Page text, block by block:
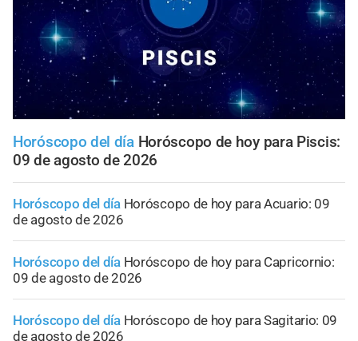
Horóscopo del día Horóscopo de hoy para Piscis:
09 de agosto de 2026
Horóscopo del día Horóscopo de hoy para Acuario: 09
de agosto de 2026
Horóscopo del día Horóscopo de hoy para Capricornio:
09 de agosto de 2026
Horóscopo del día Horóscopo de hoy para Sagitario: 09
de agosto de 2026